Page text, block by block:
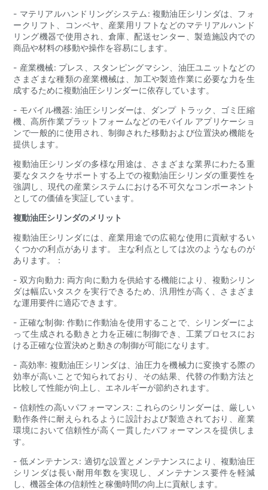
- マテリアルハンドリングシステム: 複動油圧シリンダは、フォ
ークリフト、コンベヤ、産業用リフトなどのマテリアルハンド
リング機器で使用され、倉庫、配送センター、製造施設内での
商品や材料の移動や操作を容易にします。
- 産業機械: プレス、スタンピングマシン、油圧ユニットなどの
さまざまな種類の産業機械は、加工や製造作業に必要な力を生
成するために複動油圧シリンダーに依存しています。
- モバイル機器: 油圧シリンダーは、ダンプ トラック、ゴミ圧縮
機、高所作業プラットフォームなどのモバイル アプリケーショ
ンで一般的に使用され、制御された移動および位置決め機能を
提供します。
複動油圧シリンダの多様な用途は、さまざまな業界にわたる重
要なタスクをサポートする上での複動油圧シリンダの重要性を
強調し、現代の産業システムにおける不可欠なコンポーネント
としての価値を実証しています。
複動油圧シリンダのメリット
複動油圧シリンダには、産業用途での広範な使用に貢献するい
くつかの利点があります。 主な利点としては次のようなものが
あります。：
- 双方向動力: 両方向に動力を供給する機能により、複動シリン
ダは幅広いタスクを実行できるため、汎用性が高く、さまざま
な運用要件に適応できます。
- 正確な制御: 作動に作動油を使用することで、シリンダーによ
って生成される動きと力を正確に制御でき、工業プロセスにお
ける正確な位置決めと動きの制御が可能になります。
- 高効率: 複動油圧シリンダは、油圧力を機械力に変換する際の
効率が高いことで知られており、その結果、代替の作動方法と
比較して性能が向上し、エネルギーが節約されます。
- 信頼性の高いパフォーマンス: これらのシリンダーは、厳しい
動作条件に耐えられるように設計および製造されており、産業
環境において信頼性が高く一貫したパフォーマンスを提供しま
す。
- 低メンテナンス: 適切な設置とメンテナンスにより、複動油圧
シリンダは長い耐用年数を実現し、メンテナンス要件を軽減
し、機器全体の信頼性と稼働時間の向上に貢献します。